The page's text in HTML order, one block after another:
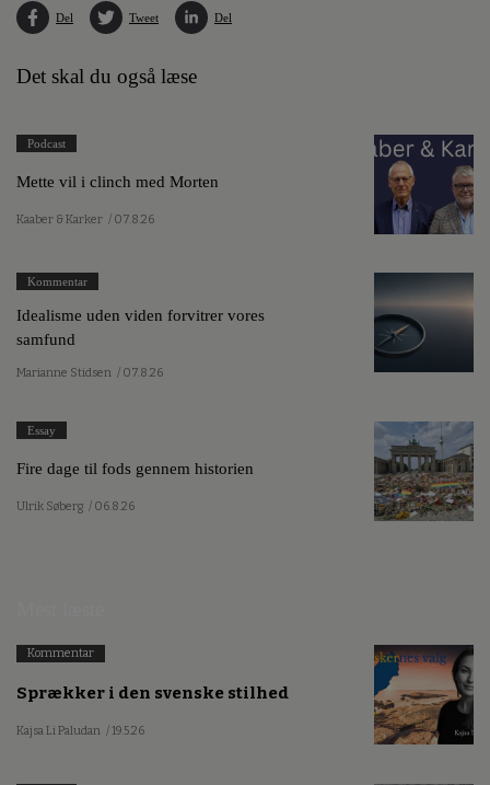
Del Tweet Del
Det skal du også læse
Podcast
Mette vil i clinch med Morten
Kaaber & Karker / 07.8.26
Kommentar
Idealisme uden viden forvitrer vores
samfund
Marianne Stidsen / 07.8.26
Essay
Fire dage til fods gennem historien
Ulrik Søberg / 06.8.26
Kommentar
Sprækker i den svenske stilhed
Kajsa Li Paludan / 19.5.26